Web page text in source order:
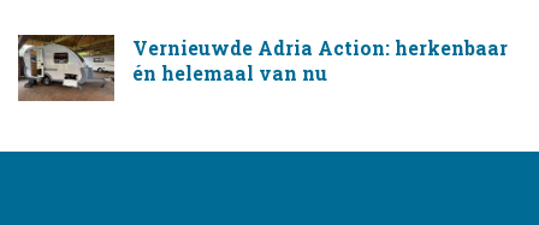
Vernieuwde Adria Action: herkenbaar
én helemaal van nu